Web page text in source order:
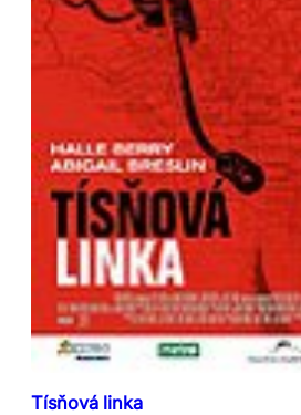
Tísňová linka